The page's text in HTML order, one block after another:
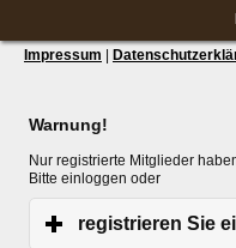
Impressum
Warnung!
Nur registrierte Mitglieder
Bitte einloggen oder
registrieren Sie